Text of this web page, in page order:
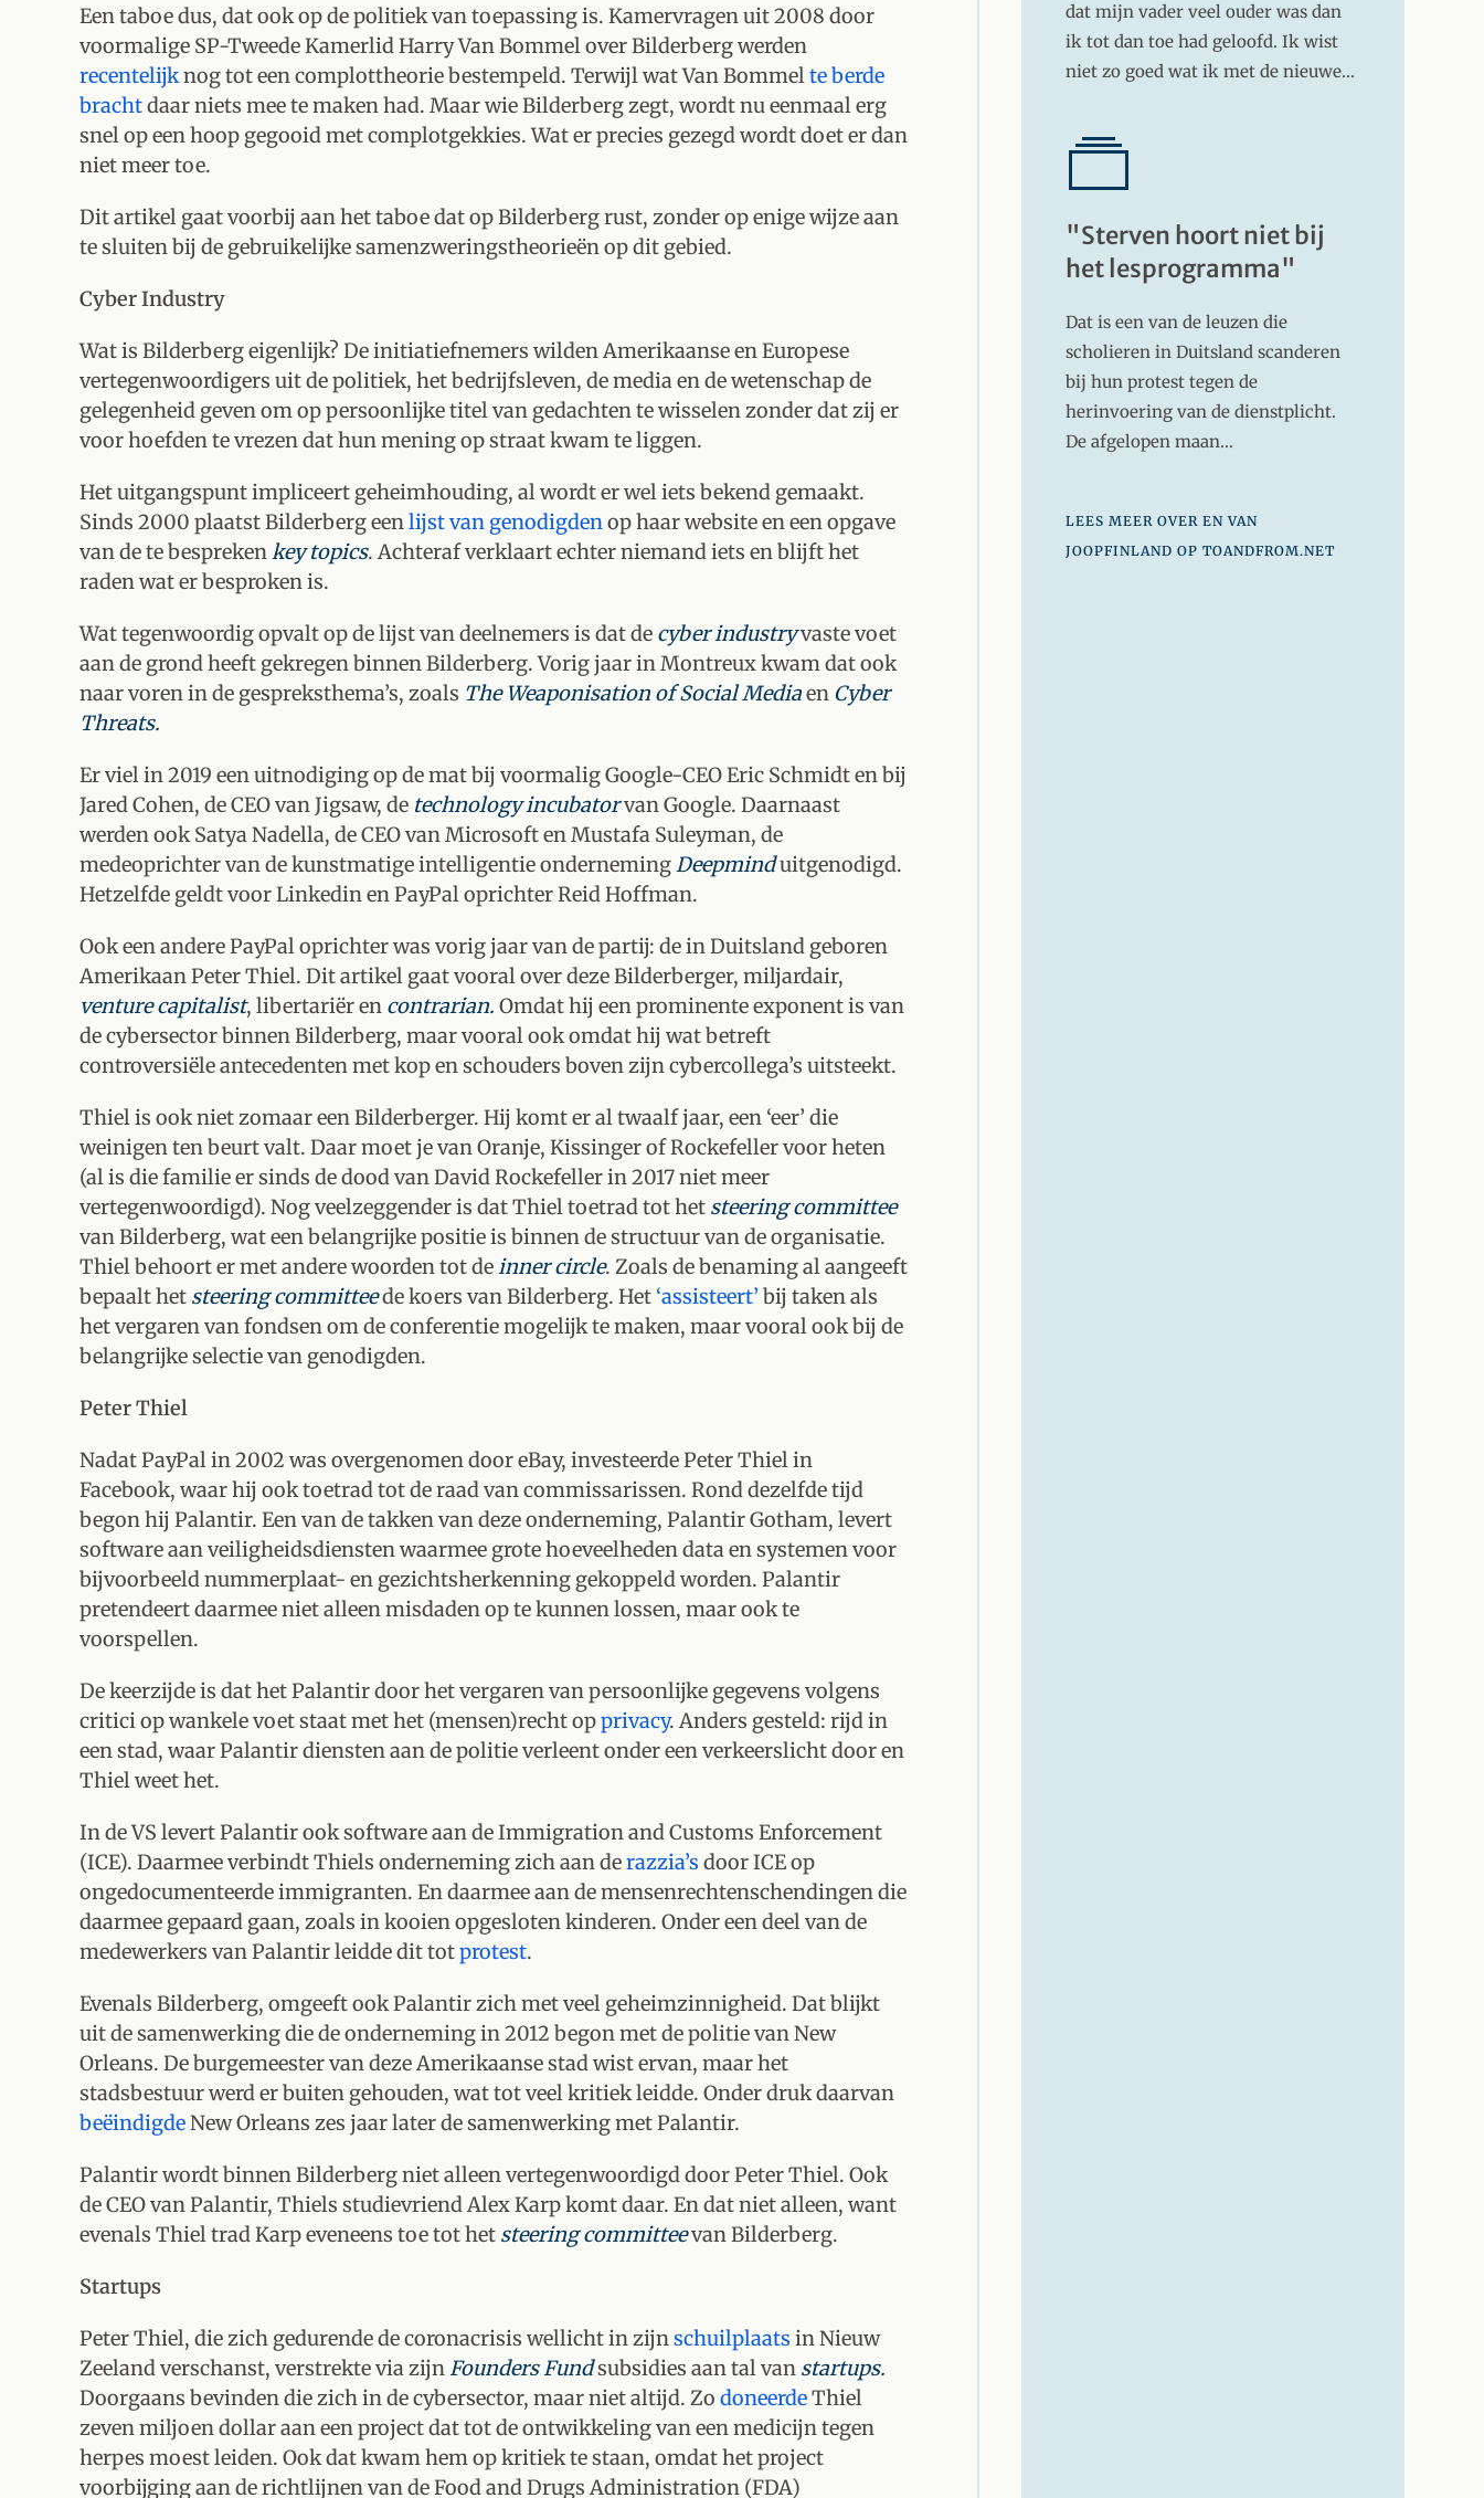
Een taboe dus, dat ook op de politiek van toepassing is. Kamervragen uit 2008 door
voormalige SP-Tweede Kamerlid Harry Van Bommel over Bilderberg werden
recentelijknog tot een complottheorie bestempeld. Terwijl wat Van Bommelte berde
brachtdaar niets mee te maken had. Maar wie Bilderberg zegt, wordt nu eenmaal erg
snel op een hoop gegooid met complotgekkies. Wat er precies gezegd wordt doet er dan
niet meer toe.
Dit artikel gaat voorbij aan het taboe dat op Bilderberg rust, zonder op enige wijze aan
te sluiten bij de gebruikelijke samenzweringstheorieën op dit gebied.
Cyber Industry
Wat is Bilderberg eigenlijk? De initiatiefnemers wilden Amerikaanse en Europese
vertegenwoordigers uit de politiek, het bedrijfsleven, de media en de wetenschap de
gelegenheid geven om op persoonlijke titel van gedachten te wisselen zonder dat zij er
voor hoefden te vrezen dat hun mening op straat kwam te liggen.
Het uitgangspunt impliceert geheimhouding, al wordt er wel iets bekend gemaakt.
Sinds 2000 plaatst Bilderberg eenlijst van genodigdenop haar website en een opgave
van de te besprekenkey topics. Achteraf verklaart echter niemand iets en blijft het
raden wat er besproken is.
Wat tegenwoordig opvalt op de lijst van deelnemers is dat de cyber industryvaste voet
aan de grond heeft gekregen binnen Bilderberg. Vorig jaar in Montreux kwam dat ook
naar voren in de gespreksthema’s, zoals The Weaponisation of Social Mediaen Cyber
Threats.
Er viel in 2019 een uitnodiging op de mat bij voormalig Google-CEO Eric Schmidt en bij
Jared Cohen, de CEO van Jigsaw, de technology incubatorvan Google. Daarnaast
werden ook Satya Nadella, de CEO van Microsoft en Mustafa Suleyman, de
medeoprichter van de kunstmatige intelligentie ondernemingDeepminduitgenodigd.
Hetzelfde geldt voor Linkedin en PayPal oprichter Reid Hoffman.
Ook een andere PayPal oprichter was vorig jaar van de partij: de in Duitsland geboren
Amerikaan Peter Thiel. Dit artikel gaat vooral over deze Bilderberger, miljardair,
venture capitalist, libertariër en contrarian. Omdat hij een prominente exponent is van
de cybersector binnen Bilderberg, maar vooral ook omdat hij wat betreft
controversiële antecedenten met kop en schouders boven zijn cybercollega’s uitsteekt.
Thiel is ook niet zomaar een Bilderberger. Hij komt er al twaalf jaar, een ‘eer’ die
weinigen ten beurt valt. Daar moet je van Oranje, Kissinger of Rockefeller voor heten
(al is die familie er sinds de dood van David Rockefeller in 2017 niet meer
vertegenwoordigd). Nog veelzeggender is dat Thiel toetrad tot het steering committee
van Bilderberg, wat een belangrijke positie is binnen de structuur van de organisatie.
Thiel behoort er met andere woorden tot deinner circle. Zoals de benaming al aangeeft
bepaalt het steering committeede koers van Bilderberg. Het ‘assisteert’ bij taken als
het vergaren van fondsen om de conferentie mogelijk te maken, maar vooral ook bij de
belangrijke selectie van genodigden.
Peter Thiel
Nadat PayPal in 2002 was overgenomen door eBay, investeerde Peter Thiel in
Facebook, waar hij ook toetrad tot de raad van commissarissen. Rond dezelfde tijd
begon hij Palantir. Een van de takken van deze onderneming, Palantir Gotham, levert
software aan veiligheidsdiensten waarmee grote hoeveelheden data en systemen voor
bijvoorbeeld nummerplaat- en gezichtsherkenning gekoppeld worden. Palantir
pretendeert daarmee niet alleen misdaden op te kunnen lossen, maar ook te
voorspellen.
De keerzijde is dat het Palantir door het vergaren van persoonlijke gegevens volgens
critici op wankele voet staat met het (mensen)recht opprivacy. Anders gesteld: rijd in
een stad, waar Palantir diensten aan de politie verleent onder een verkeerslicht door en
Thiel weet het.
In de VS levert Palantir ook software aan de Immigration and Customs Enforcement
(ICE). Daarmee verbindt Thiels onderneming zich aan derazzia’s door ICE op
ongedocumenteerde immigranten. En daarmee aan de mensenrechtenschendingen die
daarmee gepaard gaan, zoals in kooien opgesloten kinderen. Onder een deel van de
medewerkers van Palantir leidde dit totprotest.
Evenals Bilderberg, omgeeft ook Palantir zich met veel geheimzinnigheid. Dat blijkt
uit de samenwerking die de onderneming in 2012 begon met de politie van New
Orleans. De burgemeester van deze Amerikaanse stad wist ervan, maar het
stadsbestuur werd er buiten gehouden, wat tot veel kritiek leidde. Onder druk daarvan
beëindigdeNew Orleans zes jaar later de samenwerking met Palantir.
Palantir wordt binnen Bilderberg niet alleen vertegenwoordigd door Peter Thiel. Ook
de CEO van Palantir, Thiels studievriend Alex Karp komt daar. En dat niet alleen, want
evenals Thiel trad Karp eveneens toe tot het steering committeevan Bilderberg.
Startups
Peter Thiel, die zich gedurende de coronacrisis wellicht in zijnschuilplaats in Nieuw
Zeeland verschanst, verstrekte via zijn Founders Fundsubsidies aan tal van startups.
Doorgaans bevinden die zich in de cybersector, maar niet altijd. Zo doneerdeThiel
zeven miljoen dollar aan een project dat tot de ontwikkeling van een medicijn tegen
herpes moest leiden. Ook dat kwam hem op kritiek te staan, omdat het project
voorbijging aan de richtlijnen van de Food and Drugs Administration (FDA)
dat mijn vader veel ouder was dan
ik tot dan toe had geloofd. Ik wist
niet zo goed wat ik met de nieuwe…
"Sterven hoort niet bij
het lesprogramma"
Dat is een van de leuzen die
scholieren in Duitsland scanderen
bij hun protest tegen de
herinvoering van de dienstplicht.
De afgelopen maan…
LEES MEER OVER EN VAN
JOOPFINLAND OP TOANDFROM.NET